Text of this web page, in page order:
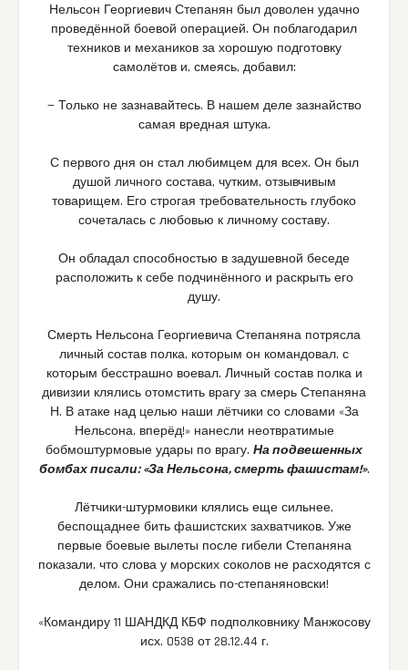
Нельсон Георгиевич Степанян был доволен удачно
проведённой боевой операцией. Он поблагодарил
техников и механиков за хорошую подготовку
самолётов и, смеясь, добавил:
— Только не зазнавайтесь. В нашем деле зазнайство
самая вредная штука.
С первого дня он стал любимцем для всех. Он был
душой личного состава, чутким, отзывчивым
товарищем. Его строгая требовательность глубоко
сочеталась с любовью к личному составу.
Он обладал способностью в задушевной беседе
расположить к себе подчинённого и раскрыть его
душу.
Смерть Нельсона Георгиевича Степаняна потрясла
личный состав полка, которым он командовал, с
которым бесстрашно воевал. Личный состав полка и
дивизии клялись отомстить врагу за смерь Степаняна
Н. В атаке над целью наши лётчики со словами «За
Нельсона, вперёд!» нанесли неотвратимые
бобмоштурмовые удары по врагу. На подвешенных
бомбах писали: «За Нельсона, смерть фашистам!».
Лётчики-штурмовики клялись еще сильнее,
беспощаднее бить фашистских захватчиков. Уже
первые боевые вылеты после гибели Степаняна
показали, что слова у морских соколов не расходятся с
делом. Они сражались по-степаняновски!
«Командиру 11 ШАНДКД КБФ подполковнику Манжосову
исх. 0538 от 28.12.44 г.